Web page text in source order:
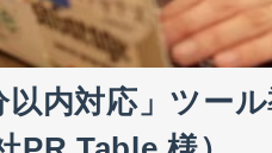
以内対応」ツー